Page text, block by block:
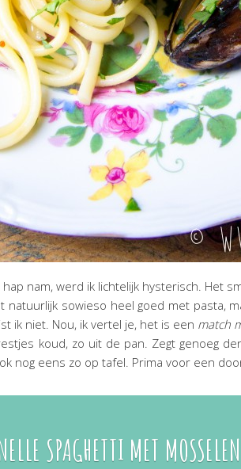
nam, werd ik lichtelijk hysterisch. Het
natuurlijk sowieso heel goed met pasta,
ik niet. Nou, ik vertel je, het is een match
koud, zo uit de pan. Zegt genoeg
nog eens zo op tafel. Prima voor een
SPAGHETTI MET